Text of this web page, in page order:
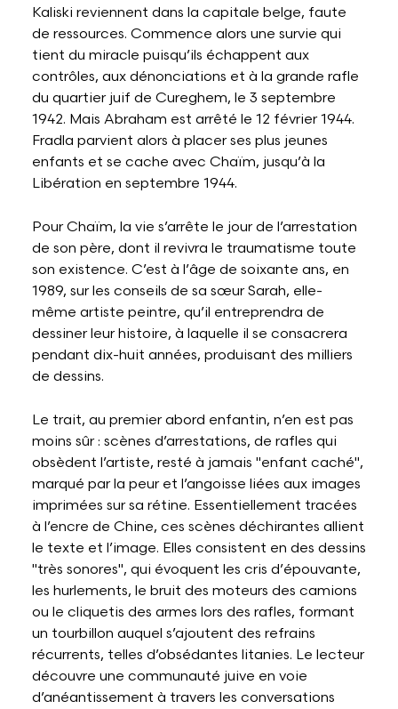
Kaliski reviennent dans la capitale belge, faute
de ressources. Commence alors une survie qui
tient du miracle puisqu’ils échappent aux
contrôles, aux dénonciations et à la grande rafle
du quartier juif de Cureghem, le 3 septembre
1942. Mais Abraham est arrêté le 12 février 1944.
Fradla parvient alors à placer ses plus jeunes
enfants et se cache avec Chaïm, jusqu’à la
Libération en septembre 1944.
Pour Chaïm, la vie s’arrête le jour de l’arrestation
de son père, dont il revivra le traumatisme toute
son existence. C’est à l’âge de soixante ans, en
1989, sur les conseils de sa sœur Sarah, elle-
même artiste peintre, qu’il entreprendra de
dessiner leur histoire, à laquelle il se consacrera
pendant dix-huit années, produisant des milliers
de dessins.
Le trait, au premier abord enfantin, n’en est pas
moins sûr : scènes d’arrestations, de rafles qui
obsèdent l’artiste, resté à jamais "enfant caché",
marqué par la peur et l’angoisse liées aux images
imprimées sur sa rétine. Essentiellement tracées
à l’encre de Chine, ces scènes déchirantes allient
le texte et l’image. Elles consistent en des dessins
"très sonores", qui évoquent les cris d’épouvante,
les hurlements, le bruit des moteurs des camions
ou le cliquetis des armes lors des rafles, formant
un tourbillon auquel s’ajoutent des refrains
récurrents, telles d’obsédantes litanies. Le lecteur
découvre une communauté juive en voie
d’anéantissement à travers les conversations